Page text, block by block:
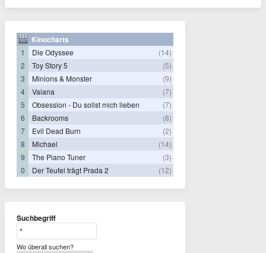
Kinocharts
1 Die Odyssee
(14)
2
Toy Story 5
(5)
3
Minions & Monster
(9)
4
Vaiana
(7)
5
Obsession - Du sollst mich lieben
(7)
6
Backrooms
(8)
7
Evil Dead Burn
(2)
8
Michael
(14)
9
The Piano Tuner
(3)
0
Der Teufel trägt Prada 2 (12)
Suchbegriff
Wo überall suchen?